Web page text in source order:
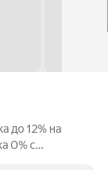
до 12% на
0% с